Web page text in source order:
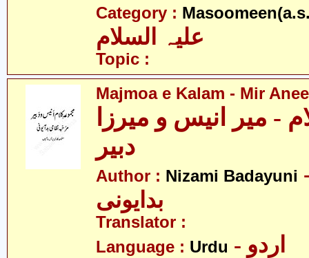
Category :
Topic :
Majmoa e Kalam - Mir
- میر انیس و میرزا
دبیر
Author : Nizami Badayuni
بدایونی
Translator :
Language : Urdu - اردو